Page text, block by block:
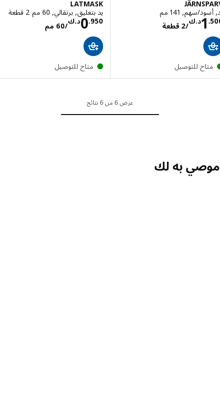
سهم, 141 مم
د.ك1.
/2 قطعة السعر د.ك 1.500/2 قطعة
للتوصيل
LATMASK
يد بتعليق, برتقالي, 60 مم 2 قطعة
د.ك0.950
/60 مم السعر د.ك 0.950/
متاح للتوصيل
عرض 6 من 6 نتائج
به لك